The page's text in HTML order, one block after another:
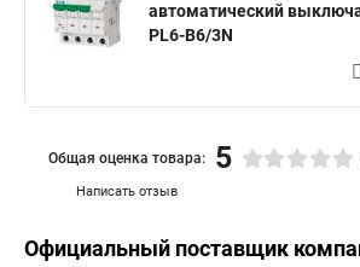
автоматический
PL6-B6/3N
Написать отзыв
Общая оценка товара: 5
Официальный поставщик